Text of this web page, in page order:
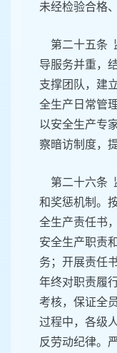
未经检验合格
第二十五条
导服务并重，
支撑团队，建
全生产日常管
以安全生产专
察暗访制度，
第二十六条
和奖惩机制。
全生产责任书
安全生产职责
务；开展责任
年终对职责履
考核，保证全
过程中，各级
反劳动纪律。